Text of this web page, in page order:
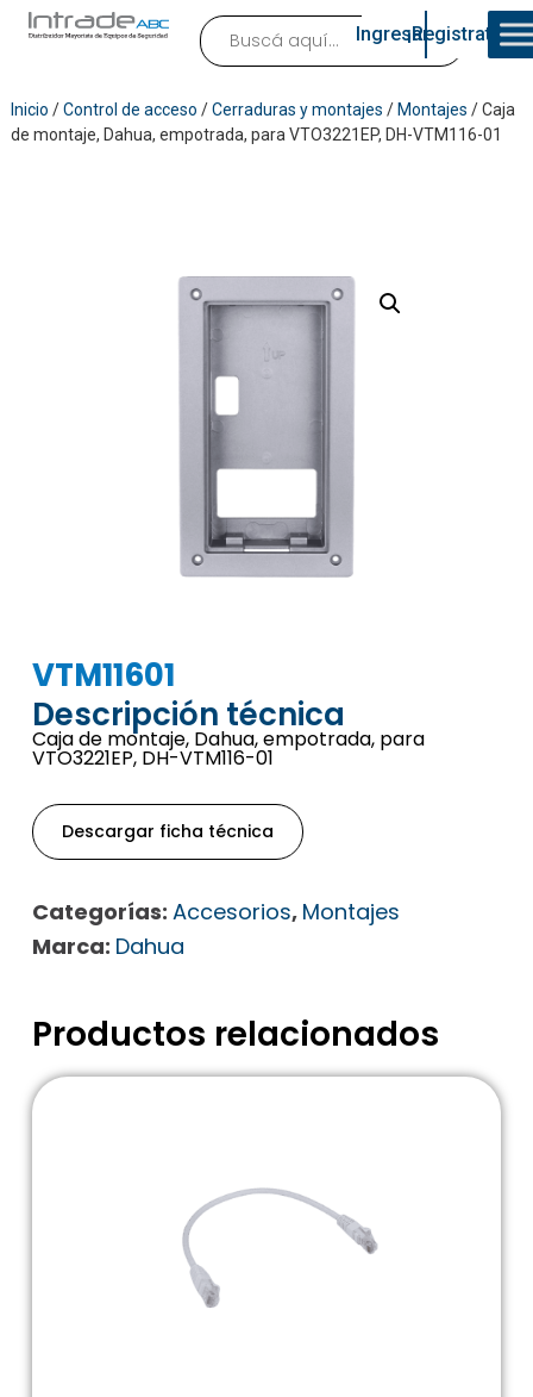
Ingresar¡Registrate!
Inicio /Control de acceso /Cerraduras y montajes / Montajes / Caja
de montaje, Dahua, empotrada, para VTO3221EP, DH-VTM116-01
VTM11601
Descripción técnica
Caja de montaje, Dahua, empotrada, para
VTO3221EP, DH-VTM116-01
Descargar ficha técnica
Categorías: Accesorios, Montajes
Marca: Dahua
Productos relacionados